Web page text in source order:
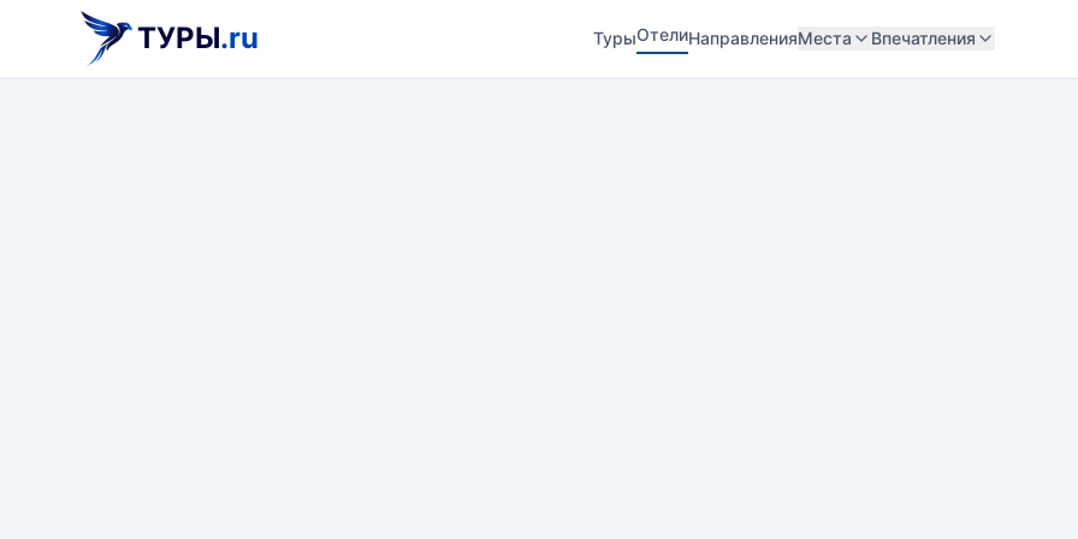
ТУРЫ.ru ТурыОтелиНаправленияМеста Впечатления